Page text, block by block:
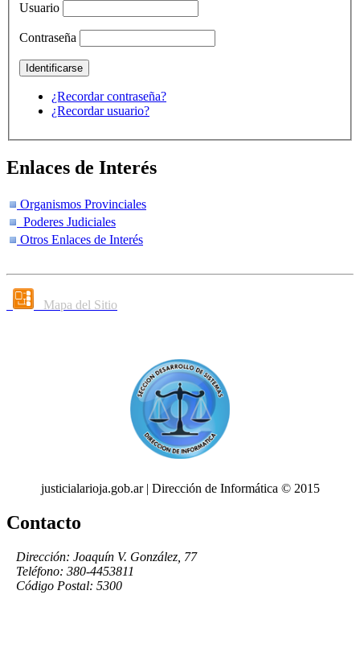
Usuario
Contraseña
¿Recordar contraseña?
¿Recordar usuario?
Enlaces de Interés
Organismos Provinciales
Poderes Judiciales
Otros Enlaces de Interés
Mapa del Sitio
justicialarioja.gob.ar | Dirección de Informática © 2015
Contacto
Dirección: Joaquín V. González, 77
Teléfono: 380-4453811
Código Postal: 5300